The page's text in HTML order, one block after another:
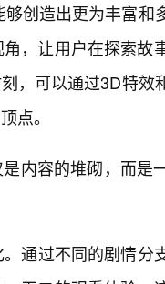
创造出更为丰富和
，让用户在探索故
，可以通过3D特效
点。
内容的堆砌，而是
通过不同的剧情分